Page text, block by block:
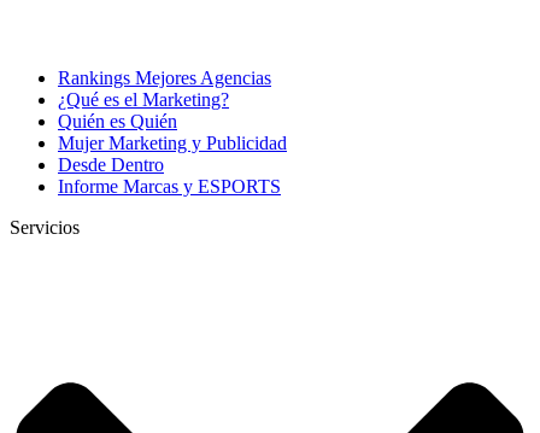
Rankings Mejores Agencias
¿Qué es el Marketing?
Quién es Quién
Mujer Marketing y Publicidad
Desde Dentro
Informe Marcas y ESPORTS
Servicios